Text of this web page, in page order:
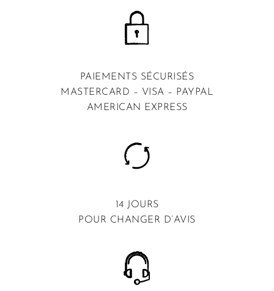
PAIEMENTS SÉCURISÉS
MASTERCARD – VISA – PAYPAL
AMERICAN EXPRESS
14 JOURS
POUR CHANGER D’AVIS